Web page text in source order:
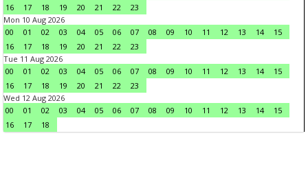
16
17 18 19 20 21 22
23
Mon 10 Aug 2026
00
01 02 03 04 05 06 07 08 09 10 11 12 13 14
15
16
17 18 19 20 21 22
23
Tue 11 Aug 2026
00
01 02 03 04 05 06 07 08 09 10 11 12 13 14
15
16
17 18 19 20 21 22
23
Wed 12 Aug 2026
00
01 02 03 04 05 06 07 08 09 10 11 12 13 14
15
16
17 18